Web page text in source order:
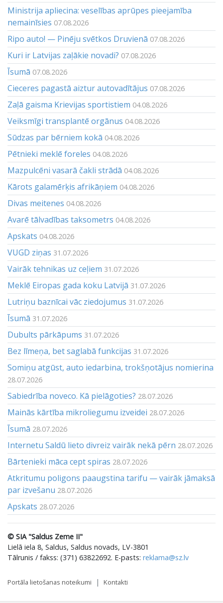
Ministrija apliecina: veselības aprūpes pieejamība
nemainīsies 07.08.2026
Ripo auto! — Pinēju svētkos Druvienā 07.08.2026
Kuri ir Latvijas zaļākie novadi? 07.08.2026
Īsumā 07.08.2026
Cieceres pagastā aiztur autovadītājus 07.08.2026
Zaļā gaisma Krievijas sportistiem 04.08.2026
Veiksmīgi transplantē orgānus 04.08.2026
Sūdzas par bērniem kokā 04.08.2026
Pētnieki meklē foreles 04.08.2026
Mazpulcēni vasarā čakli strādā 04.08.2026
Kārots galamērķis afrikāņiem 04.08.2026
Divas meitenes 04.08.2026
Avarē tālvadības taksometrs 04.08.2026
Apskats 04.08.2026
VUGD ziņas 31.07.2026
Vairāk tehnikas uz ceļiem 31.07.2026
Meklē Eiropas gada koku Latvijā 31.07.2026
Lutriņu baznīcai vāc ziedojumus 31.07.2026
Īsumā 31.07.2026
Dubults pārkāpums 31.07.2026
Bez līmeņa, bet saglabā funkcijas 31.07.2026
Somiņu atgūst, auto iedarbina, trokšņotājus nomierina
28.07.2026
Sabiedrība noveco. Kā pielāgoties? 28.07.2026
Mainās kārtība mikroliegumu izveidei 28.07.2026
Īsumā 28.07.2026
Internetu Saldū lieto divreiz vairāk nekā pērn 28.07.2026
Bārtenieki māca cept spiras 28.07.2026
Atkritumu poligons paaugstina tarifu — vairāk jāmaksā
par izvešanu 28.07.2026
Apskats 28.07.2026
© SIA "Saldus Zeme II"
Lielā iela 8, Saldus, Saldus novads, LV-3801
Tālrunis / fakss: (371) 63822692. E-pasts: reklama@sz.lv
Portāla lietošanas noteikumi Kontakti